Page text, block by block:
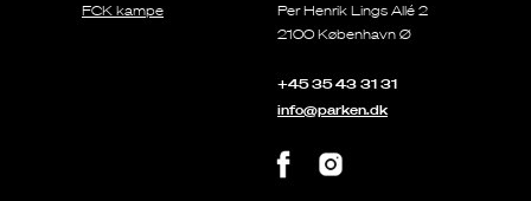
FCK kampe
Per Henrik Lings Allé 2
2100 København Ø
+45 35 43 31 31
info@parken.dk